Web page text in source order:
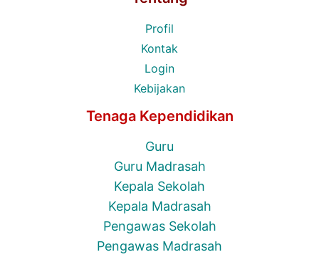
Profil
Kontak
Login
Kebijakan
Tenaga Kependidikan
Guru
Guru Madrasah
Kepala Sekolah
Kepala Madrasah
Pengawas Sekolah
Pengawas Madrasah